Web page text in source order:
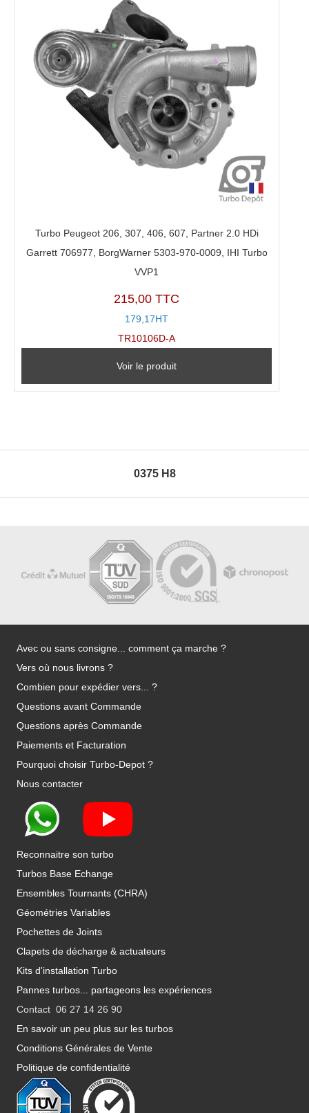
Turbo Peugeot 206, 307, 406, 607, Partner 2.0 HDi
Garrett 706977, BorgWarner 5303-970-0009, IHI Turbo
VVP1
215,00 TTC
179,17HT
TR10106D-A
Voir le produit
0375 H8
Avec ou sans consigne... comment ça marche ?
Vers où nous livrons ?
Combien pour expédier vers... ?
Questions avant Commande
Questions après Commande
Paiements et Facturation
Pourquoi choisir Turbo-Depot ?
Nous contacter
Reconnaitre son turbo
Turbos Base Echange
Ensembles Tournants (CHRA)
Géométries Variables
Pochettes de Joints
Clapets de décharge & actuateurs
Kits d'installation Turbo
Pannes turbos... partageons les expériences
Contact 06 27 14 26 90
En savoir un peu plus sur les turbos
Conditions Générales de Vente
Politique de confidentialité